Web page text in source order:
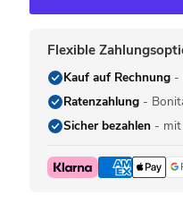
Flexible
Kauf auf Rechnung-
Ratenzahlung-
Sicher bezahlen- mit